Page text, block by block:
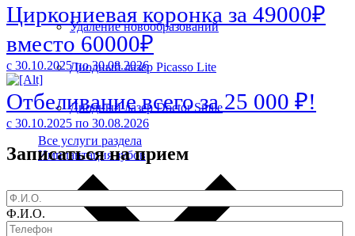
Удаление новообразований
Диодный лазер Picasso Lite
Диодный лазер Doctor Smile
Все услуги раздела
Имплантация зубов
Циркониевая коронка за 49000₽
вместо 60000₽
с 30.10.2025 по 30.08.2026
Отбеливание всего за 25 000 ₽!
с 30.10.2025 по 30.08.2026
Записаться на прием
Ф.И.О.